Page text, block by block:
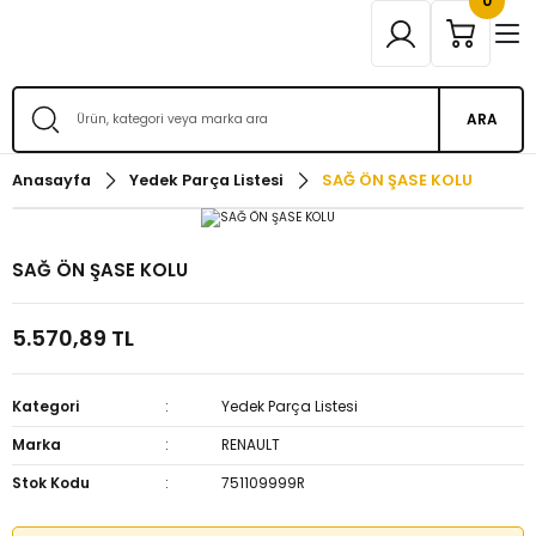
ARA
Anasayfa Yedek Parça Listesi SAĞ ÖN ŞASE KOLU
SAĞ ÖN ŞASE KOLU
5.570,89 TL
Kategori
Yedek Parça Listesi
Marka
RENAULT
Stok Kodu
751109999R